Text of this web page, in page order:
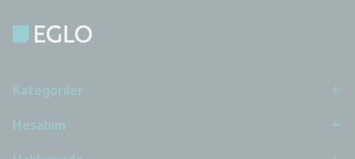
Kategoriler
Hesabım